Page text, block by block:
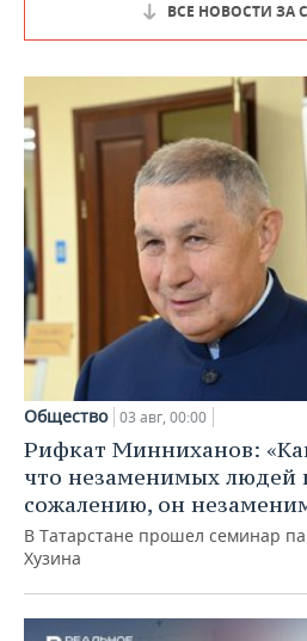
ВСЕ НОВОСТИ ЗА
Общество 03 авг, 00:00
Рифкат Минниханов:
что незаменимых людей
сожалению, он
В Татарстане прошел семинар
Хузина